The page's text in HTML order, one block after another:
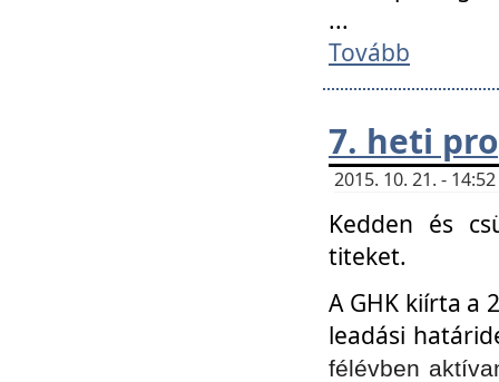
...
Tovább
7. heti
2015. 10. 21. -
Kedden és
titeket.
A GHK kiírta a
leadási
félévben